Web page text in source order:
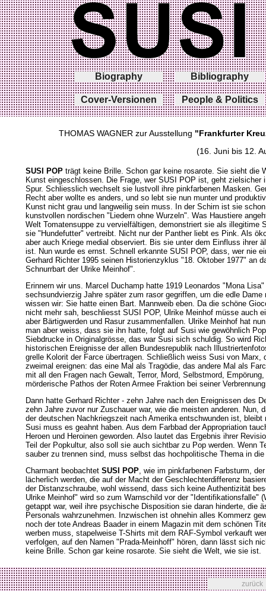
Biography Bibliography
Cover-Versionen People & Politics
THOMAS WAGNER zur Ausstellung "Frankfurter
(16. Juni bis 12.
SUSI POPträgt keine Brille. Schon gar keine rosarote. Sie sieht die
Kunst eingeschlossen. Die Frage, wer SUSI POP ist, geht
Spur. Schliesslich wechselt sie lustvoll ihre pinkfarbenen Masken.
Recht aber wollte es anders, und so lebt sie nun munter und
Kunst nicht grau und langweilig sein muss. In der Schirn ist sie
kunstvollen nordischen "Liedern ohne Wurzeln". Was Haustiere
Welt Tomatensuppe zu vervielfältigen, demonstriert sie als illegitime
sie "Hundefutter" vertreibt. Nicht nur der Panther liebt es Pink. Als
aber auch Kriege medial observiert. Bis sie unter dem Einfluss ihrer
ist. Nun wurde es ernst. Schnell erkannte SUSI POP, dass, wer nie
Gerhard Richter 1995 seinen Historienzyklus "18. Oktober 1977" an
Schnurrbart der Ulrike Meinhof".
Erinnern wir uns. Marcel Duchamp hatte 1919 Leonardos "Mona
sechsundvierzig Jahre später zum rasor gegriffen, um die edle
wissen wir: Sie hatte einen Bart. Mannweib eben. Da die schöne
nicht mehr sah, beschliesst SUSI POP, Ulrike Meinhof müsse auch
aber Bärtigwerden und Rasur zusammenfallen. Ulrike Meinhof hat
man aber weiss, dass sie ihn hatte, folgt auf Susi wie gewöhnlich
Siebdrucke in Originalgrösse, das war Susi sich schuldig. So wird
historischen Ereignisse der allen Bundesrepublik nach
grelle Kolorit der Farce übertragen. Schließlich weiss Susi von
zweimal ereignen: das eine Mal als Tragödie, das andere Mal als
mit all den Fragen nach Gewalt, Terror, Mord, Selbstmord,
mörderische Pathos der Roten Armee Fraktion bei seiner
Dann hatte Gerhard Richter - zehn Jahre nach den Ereignissen des
zehn Jahre zuvor nur Zuschauer war, wie die meisten anderen.
der deutschen Nachkriegszeit nach Amerika entschwunden ist,
Susi muss es geahnt haben. Aus dem Farbbad der Appropriation
Heroen und Heroinen geworden. Also lautet das Ergebnis ihrer
Teil der Popkultur, also soll sie auch sichtbar zu Pop werden. Wenn
sauber zu trennen sind, muss selbst das hochpolitische Thema in
Charmant beobachtet SUSI POP, wie im pinkfarbenen Farbsturm,
lächerlich werden, die auf der Macht der Geschlechterdifferenz
der Distanzschraube, wohl wissend, dass sich keine Authentizität
Ulrike Meinhof" wird so zum Warnschild vor der "Identifikationsfalle"
getappt war, weil ihre psychische Disposition sie daran hinderte, die
Personals wahrzunehmen. Inzwischen ist ohnehin alles Kommerz
noch der tote Andreas Baader in einem Magazin mit dem schönen
werben muss, stapelweise T-Shirts mit dem RAF-Symbol verkauft
verfolgen, auf den Namen "Prada-Meinhoff" hören, dann lässt sich
keine Brille. Schon gar keine rosarote. Sie sieht die Welt, wie sie ist.
zurück